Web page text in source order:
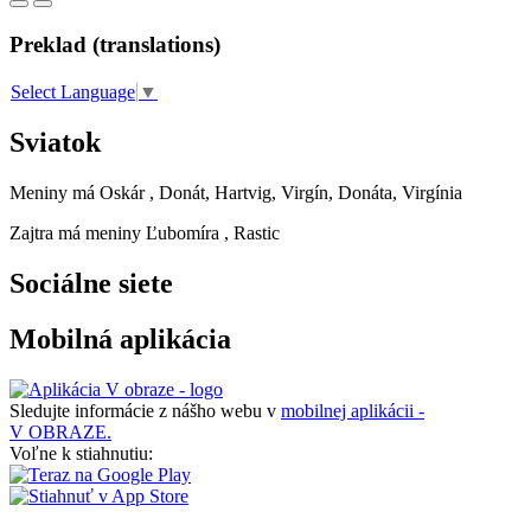
Preklad (translations)
Select Language ▼
Sviatok
Meniny má Oskár , Donát, Hartvig, Virgín, Donáta, Virgínia
Zajtra má meniny Ľubomíra , Rastic
Sociálne siete
Mobilná aplikácia
Sledujte informácie z nášho webu v mobilnej aplikácii -
V OBRAZE.
Voľne k stiahnutiu: